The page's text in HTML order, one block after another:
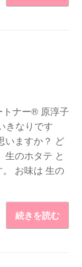
トナー® 原淳子
なりです
いますか？ ど
生のホタテ と
お味は 生の
続きを読む